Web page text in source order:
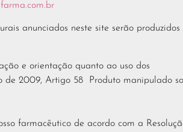
anunciados neste site serão produzidos
e orientação quanto ao uso dos
de 2009, Artigo 58 Produto manipulado
farmacêutico de acordo com a